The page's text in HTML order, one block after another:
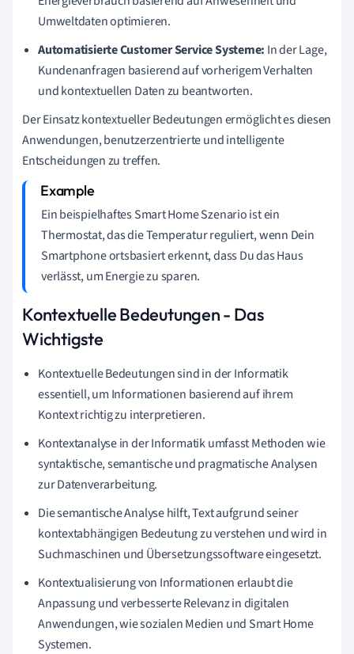
Umweltdaten optimieren.
Automatisierte Customer Service Systeme: In der Lage,
Kundenanfragen basierend auf vorherigem Verhalten
und kontextuellen Daten zu beantworten.
Der Einsatz kontextueller Bedeutungen ermöglicht es diesen
Anwendungen, benutzerzentrierte und intelligente
Entscheidungen zu treffen.
Ein beispielhaftes Smart Home Szenario ist ein
Thermostat, das die Temperatur reguliert, wenn Dein
Smartphone ortsbasiert erkennt, dass Du das Haus
verlässt, um Energie zu sparen.
Kontextuelle Bedeutungen - Das
Wichtigste
Kontextuelle Bedeutungen sind in der Informatik
essentiell, um Informationen basierend auf ihrem
Kontext richtig zu interpretieren.
Kontextanalyse in der Informatik umfasst Methoden wie
syntaktische, semantische und pragmatische Analysen
zur Datenverarbeitung.
Die semantische Analyse hilft, Text aufgrund seiner
kontextabhängigen Bedeutung zu verstehen und wird in
Suchmaschinen und Übersetzungssoftware eingesetzt.
Kontextualisierung von Informationen erlaubt die
Anpassung und verbesserte Relevanz in digitalen
Anwendungen, wie sozialen Medien und Smart Home
Systemen.